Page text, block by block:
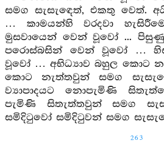
සමග සැසැඳෙත්, එකතු වෙත්.
… කාමයන්හි වරදවා
මුසවායෙන් වෙන් වූවෝ ...
පරොස්බසින් වෙන් වූවෝ …
වූවෝ … අභිධ්‍යාව බහුල කොට
කොට නැත්තවුන් සමග
ව්‍යාපාදයට නොපැමිණි
පැමිණි සිතැත්තවුන් සමග
සමිදිටුවෝ සමිදිටුවන් සමග
263